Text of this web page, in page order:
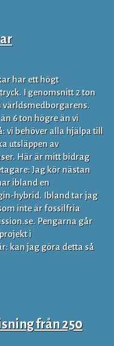
har ett högt
I genomsnitt 2 ton
världsmedborgarens.
6 ton högre än vi
vi behöver alla hjälpa till
utsläppen av
Här är mitt bidrag
Jag kör nästan
ibland en
hybrid. Ibland tar jag
inte är fossilfria
Pengarna går
i
kan jag göra detta så
från 250